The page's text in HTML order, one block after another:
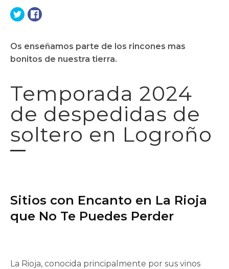
Os enseñamos parte de los rincones mas
bonitos de nuestra tierra.
Temporada 2024
de despedidas de
soltero en Logroño
Sitios con Encanto en La Rioja
que No Te Puedes Perder
La Rioja, conocida principalmente por sus vinos